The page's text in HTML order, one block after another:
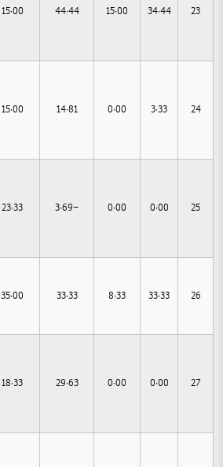
23
34.44
15.00
44.44
15.00
24
3.33
0.00
14.81
15.00
25
0.00
0.00
-3.69
23.33
26
33.33
8.33
33.33
35.00
27
0.00
0.00
29.63
18.33